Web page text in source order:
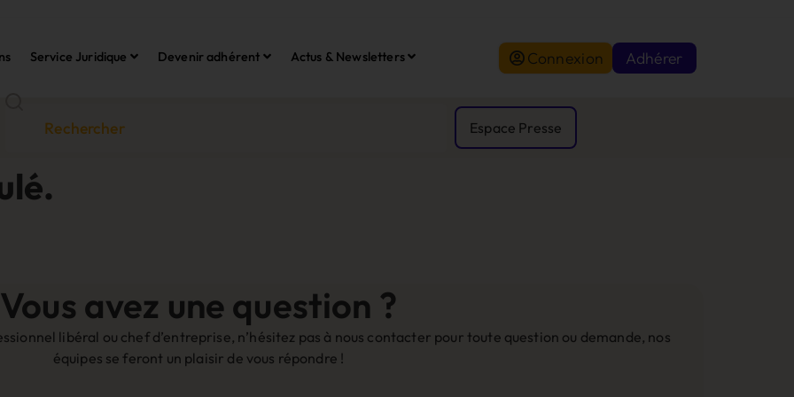
Service Juridique Devenir adhérent Actus & Newsletters Connexion Adhérer
Espace Presse
Vous avez une question ?
libéral ou chef d’entreprise, n’hésitez pas à nous contacter pour toute question ou demande, nos
équipes se feront un plaisir de vous répondre !